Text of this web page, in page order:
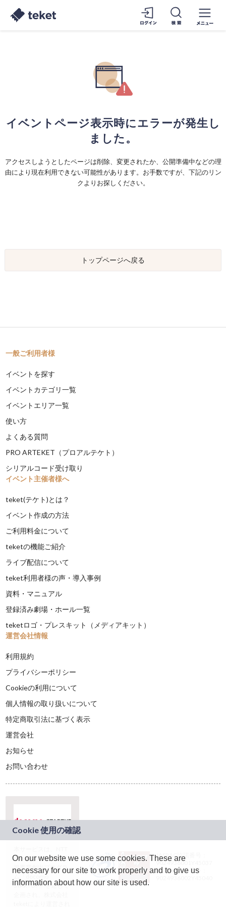
イベントページ表示時にエラーが発生し
ました。
アクセスしようとしたページは削除、変更されたか、公開準備中などの理
由により現在利用できない可能性があります。お手数ですが、下記のリン
クよりお探しください。
トップページへ戻る
一般ご利用者様
イベントを探す
イベントカテゴリ一覧
イベントエリア一覧
使い方
よくある質問
PRO ARTEKET（プロアルテケト）
シリアルコード受け取り
イベント主催者様へ
teket(テケト)とは？
イベント作成の方法
ご利用料金について
teketの機能ご紹介
ライブ配信について
teket利用者様の声・導入事例
資料・マニュアル
登録済み劇場・ホール一覧
teketロゴ・プレスキット（メディアキット）
運営会社情報
利用規約
プライバシーポリシー
Cookieの利用について
個人情報の取り扱いについて
特定商取引法に基づく表示
運営会社
お知らせ
お問い合わせ
ドコモグループの新
規事業創出プログラ
ム「docomo
STARTUP」を通じて
JASRAC許諾番号：
9024936001Y45037
JASRAC許諾番号：
On our website we use some cookies. These are
necessary for our site to work properly and to give us
information about how our site is used.